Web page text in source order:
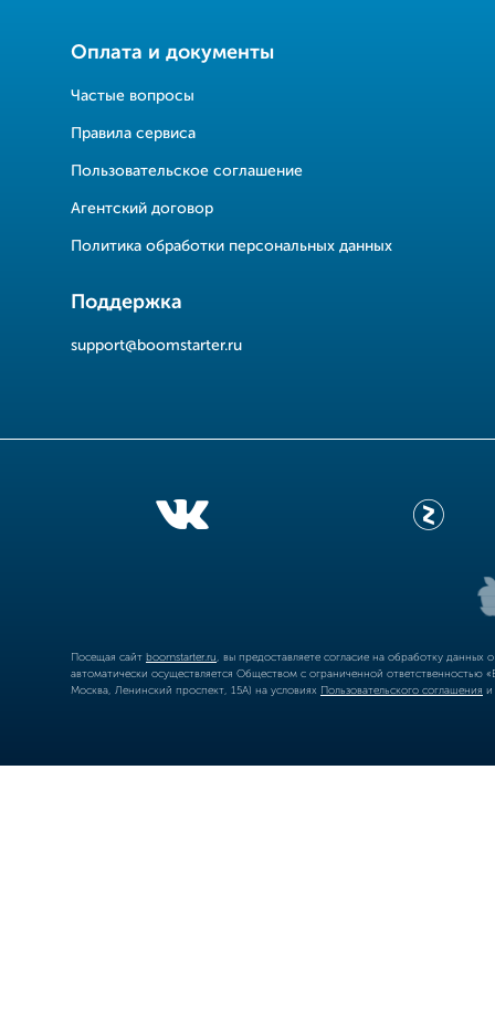
Оплата и документы
Частые вопросы
Правила сервиса
Пользовательское соглашение
Агентский договор
Политика обработки персональных данных
Поддержка
support@boomstarter.ru
Посещая сайт boomstarter.ru , вы предоставляете согласие на обработку
автоматически осуществляется Обществом с ограниченной
Москва, Ленинский проспект, 15А) на условиях Пользовательского соглашения и